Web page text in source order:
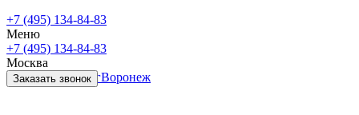
+7 (495) 134-84-83
Меню
+7 (495) 134-84-83
Москва
Санкт-ПетербургВоронеж
Заказать звонок